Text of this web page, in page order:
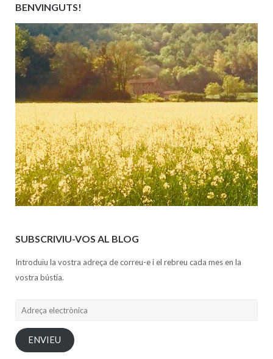
BENVINGUTS!
SUBSCRIVIU-VOS AL BLOG
Introduïu la vostra adreça de correu-e i el rebreu cada mes en la
vostra bústia.
Adreça
ENVIEU